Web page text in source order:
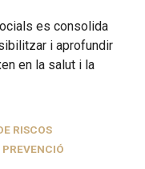
es consolida
i aprofundir
en la salut i la
RISCOS
PREVENCIÓ